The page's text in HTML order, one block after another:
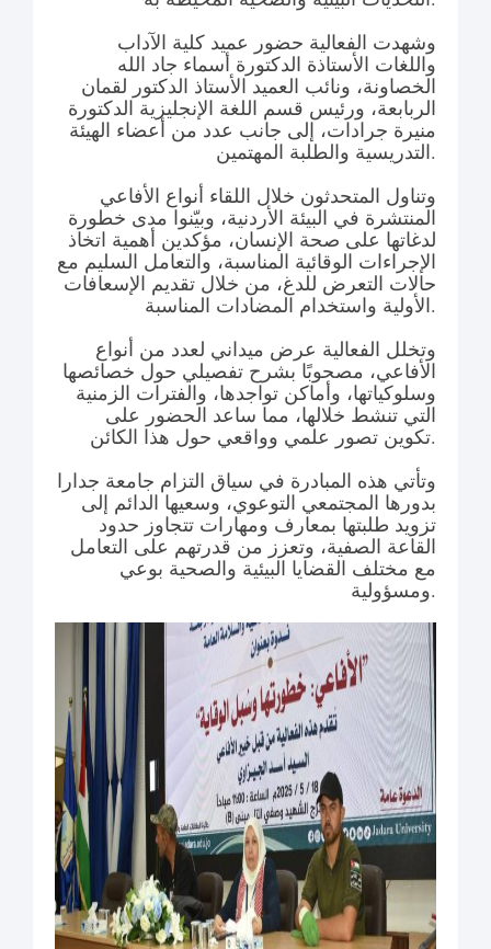
وشهدت الفعالية حضور عميد كلية الآداب
واللغات الأستاذة الدكتورة أسماء جاد الله
الخصاونة، ونائب العميد الأستاذ الدكتور لقمان
الربابعة، ورئيس قسم اللغة الإنجليزية الدكتورة
منيرة جرادات، إلى جانب عدد من أعضاء الهيئة
التدريسية والطلبة المهتمين.
وتناول المتحدثون خلال اللقاء أنواع الأفاعي
المنتشرة في البيئة الأردنية، وبيّنوا مدى خطورة
لدغاتها على صحة الإنسان، مؤكدين أهمية اتخاذ
الإجراءات الوقائية المناسبة، والتعامل السليم مع
حالات التعرض للدغ، من خلال تقديم الإسعافات
الأولية واستخدام المضادات المناسبة.
وتخلل الفعالية عرض ميداني لعدد من أنواع
الأفاعي، مصحوبًا بشرح تفصيلي حول خصائصها
وسلوكياتها، وأماكن تواجدها، والفترات الزمنية
التي تنشط خلالها، مما ساعد الحضور على
تكوين تصور علمي وواقعي حول هذا الكائن.
وتأتي هذه المبادرة في سياق التزام جامعة جدارا
بدورها المجتمعي التوعوي، وسعيها الدائم إلى
تزويد طلبتها بمعارف ومهارات تتجاوز حدود
القاعة الصفية، وتعزز من قدرتهم على التعامل
مع مختلف القضايا البيئية والصحية بوعي
ومسؤولية.